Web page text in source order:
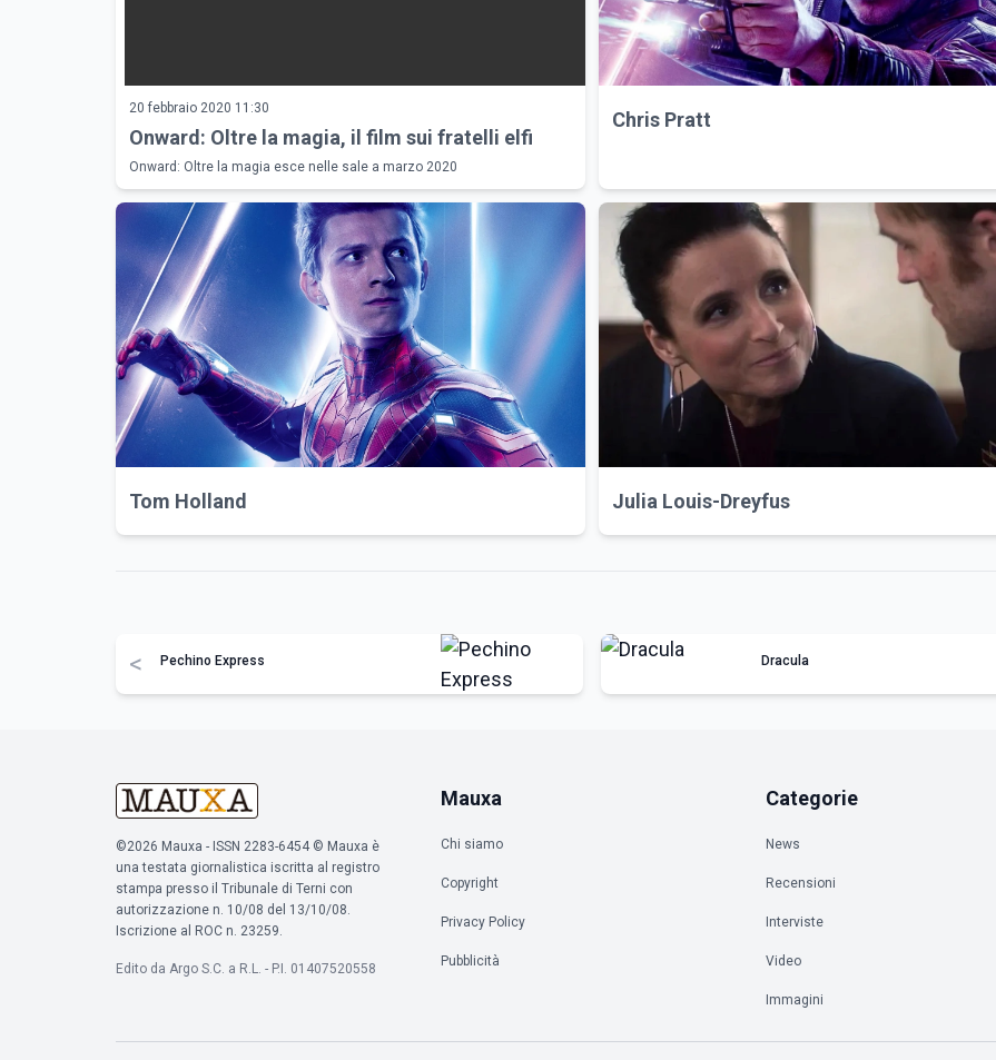
20 febbraio 2020 11:30
Onward: Oltre la magia, il film sui fratelli elfi
Onward: Oltre la magia esce nelle sale a marzo 2020
Chris Pratt
Tom Holland Julia Louis-Dreyfus
< Pechino Express Dracula
©2026 Mauxa - ISSN 2283-6454 © Mauxa è
una testata giornalistica iscritta al registro
stampa presso il Tribunale di Terni con
autorizzazione n. 10/08 del 13/10/08.
Iscrizione al ROC n. 23259.
Edito da Argo S.C. a R.L. - P.I. 01407520558
Mauxa
Chi siamo
Copyright
Privacy Policy
Pubblicità
Categorie
News
Recensioni
Interviste
Video
Immagini